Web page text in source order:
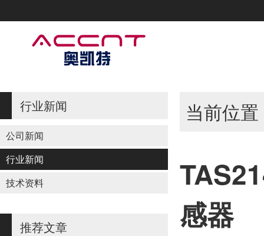
行业新闻
公司新闻
行业新闻
技术资料
推荐文章
当前位
感器